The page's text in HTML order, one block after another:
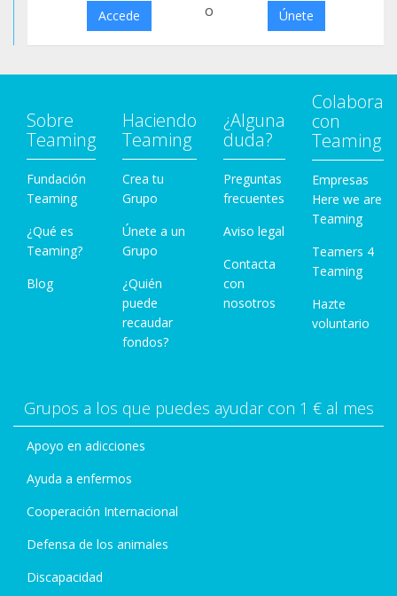
Accede o Únete
Sobre
Teaming
Fundación
Teaming
¿Qué es
Teaming?
Blog
Haciendo
Teaming
Crea tu
Grupo
Únete a un
Grupo
¿Quién
puede
recaudar
fondos?
¿Alguna
duda?
Preguntas
frecuentes
Aviso legal
Contacta
con
nosotros
Colabora
con
Teaming
Empresas
Here we are
Teaming
Teamers 4
Teaming
Hazte
voluntario
Grupos a los que puedes ayudar con 1 € al mes
Apoyo en adicciones
Ayuda a enfermos
Cooperación Internacional
Defensa de los animales
Discapacidad